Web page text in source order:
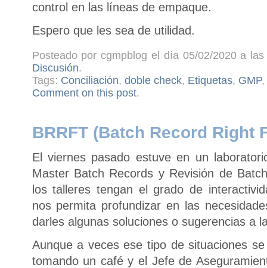
control en las líneas de empaque.
Espero que les sea de utilidad.
Posteado por cgmpblog el día 05/02/2020 a
Discusión.
Tags: Conciliación, doble check, Etiquetas, GMP,
Comment on this post.
BRRFT (Batch Record Right
El viernes pasado estuve en un
Master Batch Records y Revisión de
los talleres tengan el grado de
nos permita profundizar en las
darles algunas soluciones o sugerencias a
Aunque a veces ese tipo de situaciones
tomando un café y el Jefe de